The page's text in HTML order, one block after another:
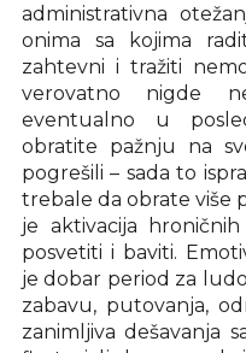
administrativna
onima sa kojima
zahtevni i tražiti
verovatno nigde
eventualno u
obratite pažnju na
pogrešili – sada to
trebale da obrate više
je aktivacija
posvetiti i baviti.
je dobar period za
zabavu, putovanja,
zanimljiva dešavanja